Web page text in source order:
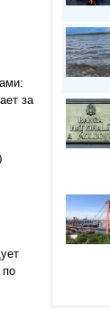
за
по